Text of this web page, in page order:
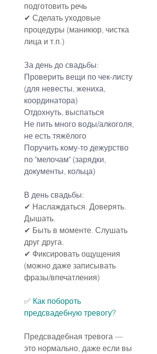
подготовить речь
✔ Сделать уходовые
процедуры (маникюр, чистка
лица и т.п.)
За день до свадьбы:
Проверить вещи по чек-листу
(для невесты, жениха,
координатора)
Отдохнуть, выспаться
Не пить много воды/алкоголя,
не есть тяжёлого
Поручить кому-то дежурство
по "мелочам" (зарядки,
документы, кольца)
В день свадьбы:
✔ Наслаждаться. Доверять.
Дышать.
✔ Быть в моменте. Слушать
друг друга.
✔ Фиксировать ощущения
(можно даже записывать
фразы/впечатления)
✅ Как побороть
предсвадебную тревогу?
Предсвадебная тревога —
это нормально, даже если вы